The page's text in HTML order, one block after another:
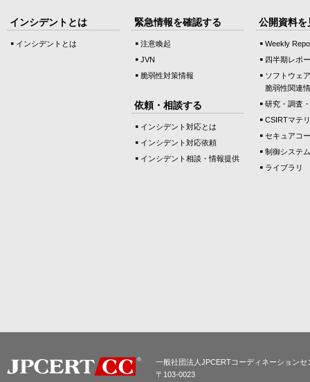
インシデントとは
インシデントとは
緊急情報を確認する
注意喚起
JVN
脆弱性対策情報
依頼・相談する
インシデント対応とは
インシデント対応依頼
インシデント相談・情報提供
公開資料を
Weekly
四半期レポ
ソフトウェ
脆弱性関連
研究・調査
CSIRTマテ
セキュアコ
制御システ
ライブラリ
一般社団法人JPCERTコーディネーションセ
〒103-0023